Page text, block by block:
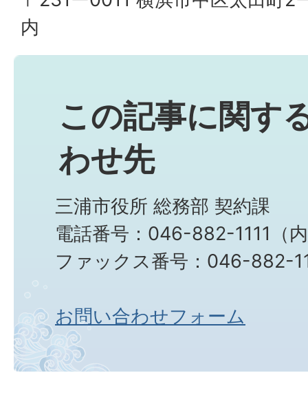
内
この記事に関す
わせ先
三浦市役所 総務部 契約課
電話番号：046-882-1111（
ファックス番号：046-882-
お問い合わせフォーム